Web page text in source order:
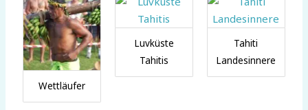
Wettläufer
Luvküste
Tahitis
Tahiti
Landesinnere